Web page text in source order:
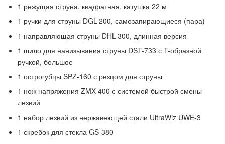
1 режущая струна, квадратная, катушка 22 м
1 ручки для струны DGL-200, самозапирающиеся (пара)
1 направляющая струны DHL-300, длинная версия
1 шило для нанизывания струны DST-733 с T-образной
ручкой, большое
1 острогубцы SPZ-160 с резцом для струны
1 нож напряжения ZMX-400 с системой быстрой смены
лезвий
1 набор лезвий из нержавеющей стали UltraWiz UWE-3
1 скребок для стекла GS-380